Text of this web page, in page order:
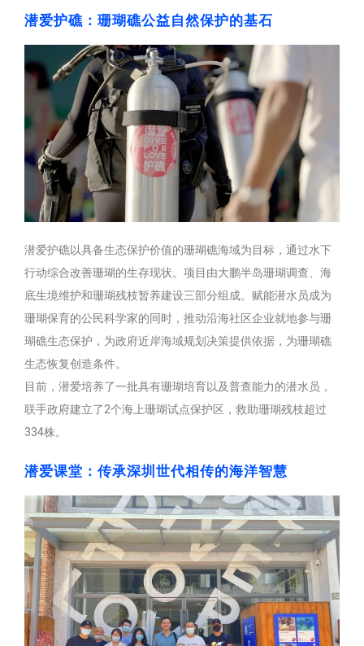
潜爱护礁：珊瑚礁公益自然保护的基石
潜爱护礁以具备生态保护价值的珊瑚礁海域为目标，通过水下
行动综合改善珊瑚的生存现状。项目由大鹏半岛珊瑚调查、海
底生境维护和珊瑚残枝暂养建设三部分组成。赋能潜水员成为
珊瑚保育的公民科学家的同时，推动沿海社区企业就地参与珊
瑚礁生态保护，为政府近岸海域规划决策提供依据，为珊瑚礁
生态恢复创造条件。
目前，潜爱培养了一批具有珊瑚培育以及普查能力的潜水员，
联手政府建立了2个海上珊瑚试点保护区，救助珊瑚残枝超过
334株。
潜爱课堂：传承深圳世代相传的海洋智慧